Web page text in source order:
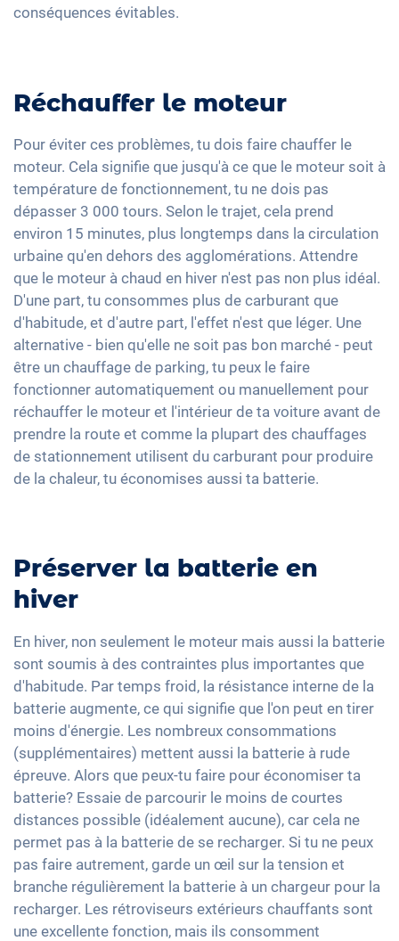
conséquences évitables.
Réchauffer le moteur
Pour éviter ces problèmes, tu dois faire chauffer le
moteur. Cela signifie que jusqu'à ce que le moteur soit à
température de fonctionnement, tu ne dois pas
dépasser 3 000 tours. Selon le trajet, cela prend
environ 15 minutes, plus longtemps dans la circulation
urbaine qu'en dehors des agglomérations. Attendre
que le moteur à chaud en hiver n'est pas non plus idéal.
D'une part, tu consommes plus de carburant que
d'habitude, et d'autre part, l'effet n'est que léger. Une
alternative - bien qu'elle ne soit pas bon marché - peut
être un chauffage de parking, tu peux le faire
fonctionner automatiquement ou manuellement pour
réchauffer le moteur et l'intérieur de ta voiture avant de
prendre la route et comme la plupart des chauffages
de stationnement utilisent du carburant pour produire
de la chaleur, tu économises aussi ta batterie.
Préserver la batterie en
hiver
En hiver, non seulement le moteur mais aussi la batterie
sont soumis à des contraintes plus importantes que
d'habitude. Par temps froid, la résistance interne de la
batterie augmente, ce qui signifie que l'on peut en tirer
moins d'énergie. Les nombreux consommations
(supplémentaires) mettent aussi la batterie à rude
épreuve. Alors que peux-tu faire pour économiser ta
batterie? Essaie de parcourir le moins de courtes
distances possible (idéalement aucune), car cela ne
permet pas à la batterie de se recharger. Si tu ne peux
pas faire autrement, garde un œil sur la tension et
branche régulièrement la batterie à un chargeur pour la
recharger. Les rétroviseurs extérieurs chauffants sont
une excellente fonction, mais ils consomment